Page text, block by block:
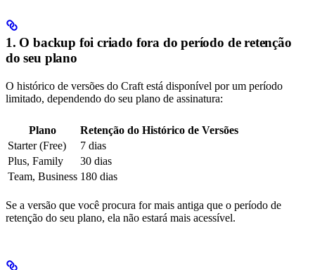
1. O backup foi criado fora do período de retenção
do seu plano
O histórico de versões do Craft está disponível por um período
limitado, dependendo do seu plano de assinatura:
Plano
Retenção do Histórico de Versões
Starter (Free)
7 dias
Plus, Family
30 dias
Team, Business 180 dias
Se a versão que você procura for mais antiga que o período de
retenção do seu plano, ela não estará mais acessível.